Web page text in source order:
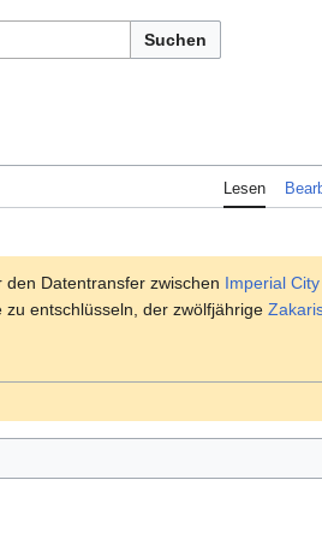
Suchen
Lesen
Datentransfer zwischen Imperial City
entschlüsseln, der zwölfjährige